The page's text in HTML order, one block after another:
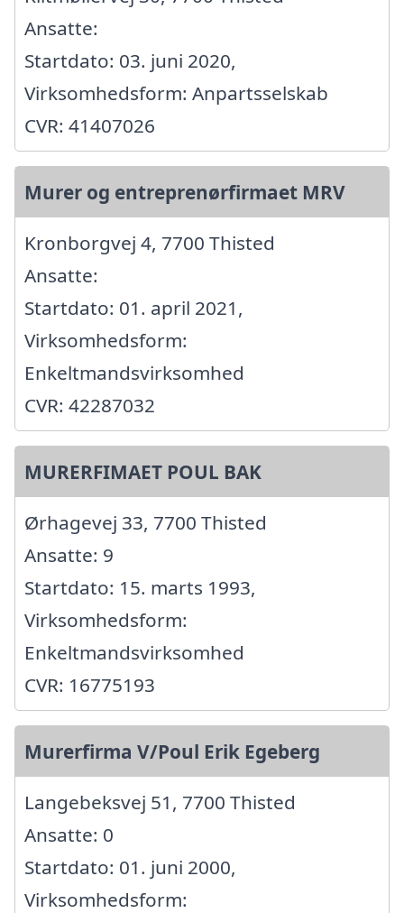
Ansatte:
Startdato: 03. juni 2020,
Virksomhedsform: Anpartsselskab
CVR: 41407026
Murer og entreprenørfirmaet MRV
Kronborgvej 4, 7700 Thisted
Ansatte:
Startdato: 01. april 2021,
Virksomhedsform:
Enkeltmandsvirksomhed
CVR: 42287032
MURERFIMAET POUL BAK
Ørhagevej 33, 7700 Thisted
Ansatte: 9
Startdato: 15. marts 1993,
Virksomhedsform:
Enkeltmandsvirksomhed
CVR: 16775193
Murerfirma V/Poul Erik Egeberg
Langebeksvej 51, 7700 Thisted
Ansatte: 0
Startdato: 01. juni 2000,
Virksomhedsform: